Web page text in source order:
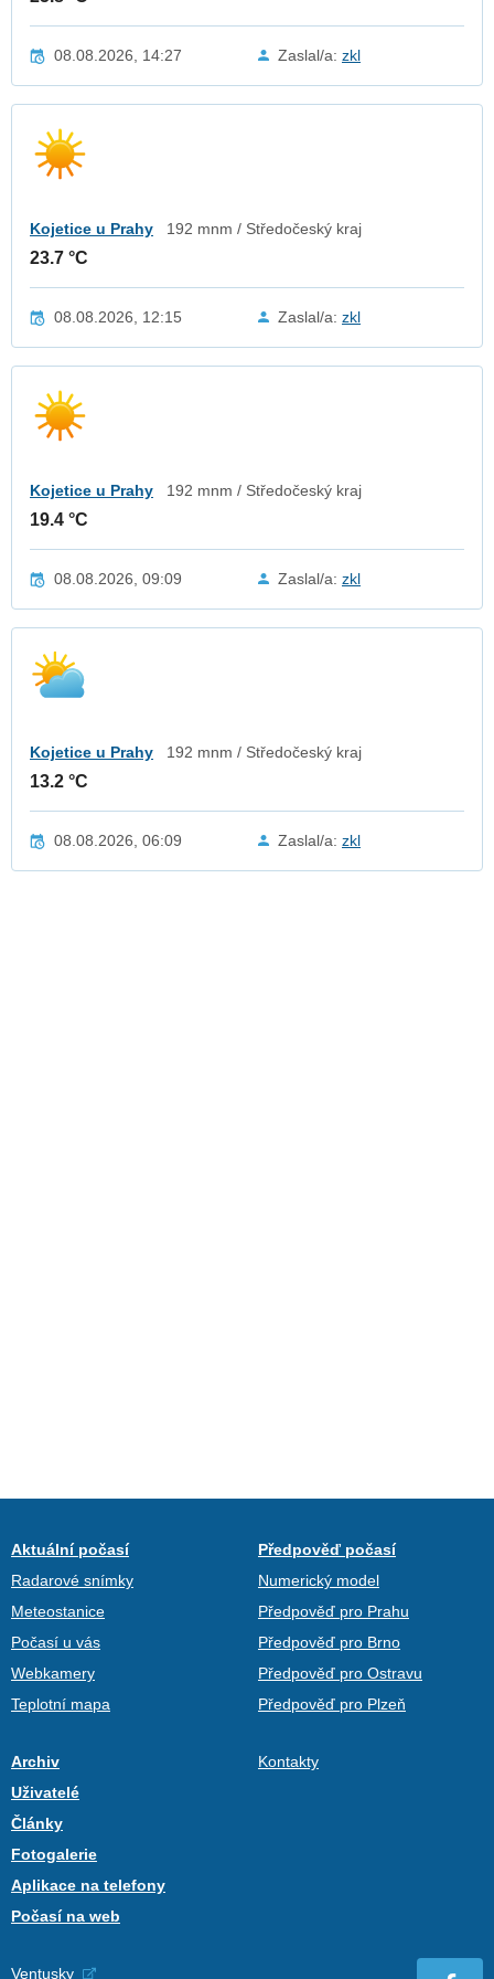
08.08.2026, 14:27 Zaslal/a: zkl
Kojetice u Prahy 192 mnm / Středočeský kraj
23.7 °C
08.08.2026, 12:15 Zaslal/a: zkl
Kojetice u Prahy 192 mnm / Středočeský kraj
19.4 °C
08.08.2026, 09:09 Zaslal/a: zkl
Kojetice u Prahy 192 mnm / Středočeský kraj
13.2 °C
08.08.2026, 06:09 Zaslal/a: zkl
Aktuální počasí
Radarové snímky
Meteostanice
Počasí u vás
Webkamery
Teplotní mapa
Předpověď počasí
Numerický model
Předpověď pro Prahu
Předpověď pro Brno
Předpověď pro Ostravu
Předpověď pro Plzeň
Archiv
Uživatelé
Články
Fotogalerie
Aplikace na telefony
Počasí na web
Kontakty
Ventusky